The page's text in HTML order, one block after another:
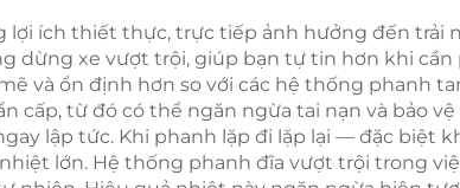
ích thiết thực, trực tiếp ảnh hưởng đến trải
dừng xe vượt trội, giúp bạn tự tin hơn khi
và ổn định hơn so với các hệ thống phanh
từ đó có thể ngăn ngừa tai nạn và bảo
lập tức. Khi phanh lặp đi lặp lại — đặc biệt
lớn. Hệ thống phanh đĩa vượt trội trong